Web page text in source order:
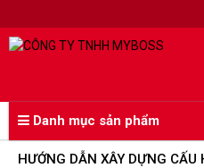
Danh mục sản phẩm
HƯỚNG DẪN XÂY DỰNG CẤU